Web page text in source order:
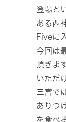
登場と
ある西
Fiveに
今回は
頂きま
いただ
三宮で
ありつ
を食べ